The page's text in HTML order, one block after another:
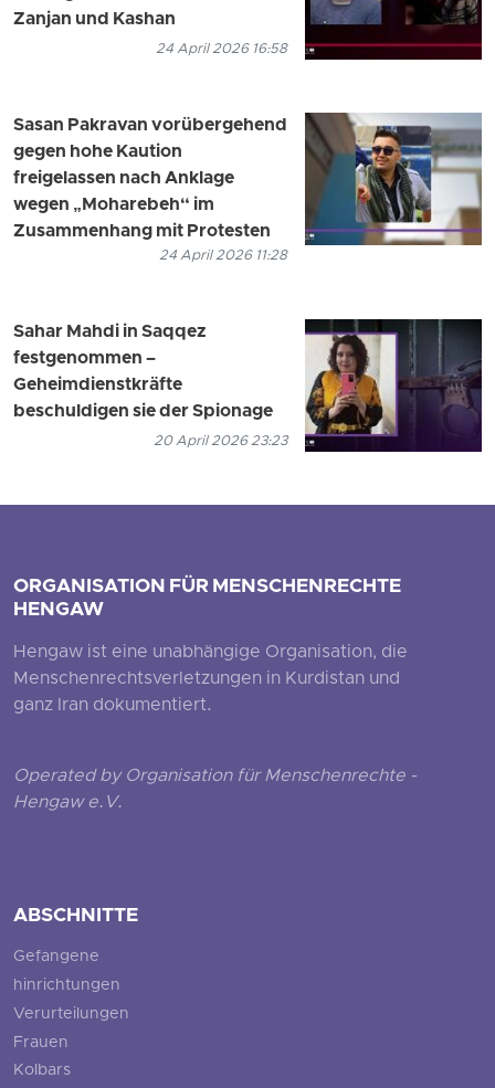
Zanjan und Kashan
24 April 2026 16:58
Sasan Pakravan vorübergehend
gegen hohe Kaution
freigelassen nach Anklage
wegen „Moharebeh“ im
Zusammenhang mit Protesten
24 April 2026 11:28
Sahar Mahdi in Saqqez
festgenommen –
Geheimdienstkräfte
beschuldigen sie der Spionage
20 April 2026 23:23
ORGANISATION FÜR MENSCHENRECHTE
HENGAW
Hengaw ist eine unabhängige Organisation, die
Menschenrechtsverletzungen in Kurdistan und
ganz Iran dokumentiert.
Operated by Organisation für Menschenrechte -
Hengaw e.V.
ABSCHNITTE
Gefangene
hinrichtungen
Verurteilungen
Frauen
Kolbars